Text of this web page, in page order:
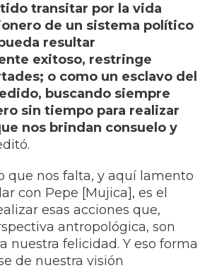
transitar por la vida
de un sistema político
resultar
exitoso, restringe
o como un esclavo del
buscando siempre
sin tiempo para realizar
nos brindan consuelo y
que nos falta, y aquí lamento
con Pepe [Mujica], es el
esas acciones que,
antropológica, son
nuestra felicidad. Y eso forma
de nuestra visión